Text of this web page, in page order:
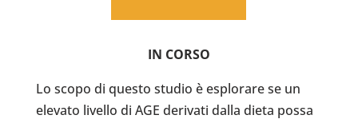
IN CORSO
Lo scopo di questo studio è esplorare se un
elevato livello di AGE derivati dalla dieta possa